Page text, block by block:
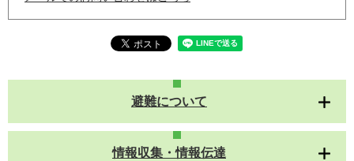
避難について
情報収集・情報伝達